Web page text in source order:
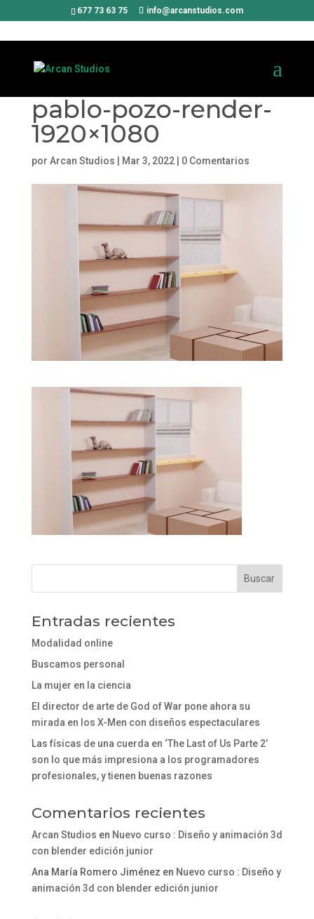
677 73 63 75 info@arcanstudios.com
pablo-pozo-render-
1920×1080
por Arcan Studios Mar 3, 2022| 0 Comentarios
Entradas recientes
Modalidad online
Buscamos personal
La mujer en la ciencia
El director de arte de God of War pone ahora su
mirada en los X-Men con diseños espectaculares
Las físicas de una cuerda en ‘The Last of Us Parte 2’
son lo que más impresiona a los programadores
profesionales, y tienen buenas razones
Comentarios recientes
Arcan Studios en Nuevo curso : Diseño y animación 3d
con blender edición junior
Ana María Romero Jiménez en Nuevo curso : Diseño y
animación 3d con blender edición junior